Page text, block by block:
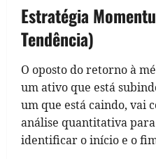
Estratégia
Tendência)
O oposto do retorno à
um ativo que está
um que está caindo, vai
análise quantitativa
identificar o início e o